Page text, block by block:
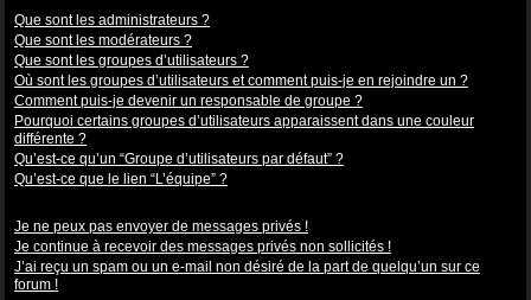
Que sont les administrateurs ?
Que sont les modérateurs ?
Que sont les groupes d’utilisateurs ?
Où sont les groupes d’utilisateurs et comment puis-je en rejoindre un ?
Comment puis-je devenir un responsable de groupe ?
Pourquoi certains groupes d’utilisateurs apparaissent dans une couleur
différente ?
Qu’est-ce qu’un “Groupe d’utilisateurs par défaut” ?
Qu’est-ce que le lien “L’équipe” ?
Je ne peux pas envoyer de messages privés !
Je continue à recevoir des messages privés non sollicités !
J’ai reçu un spam ou un e-mail non désiré de la part de quelqu’un sur ce
forum !